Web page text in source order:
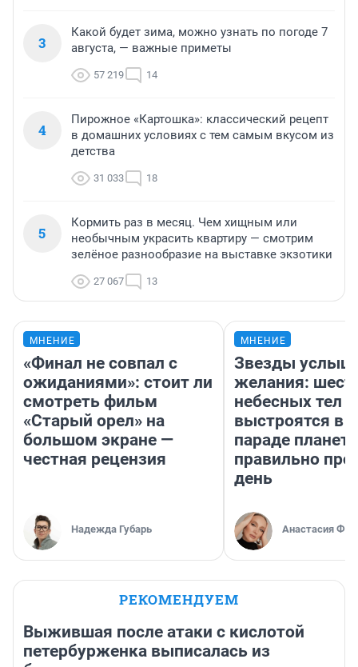
3
Какой будет зима, можно узнать по погоде 7
августа, — важные приметы
57 219 14
4
Пирожное «Картошка»: классический рецепт
в домашних условиях с тем самым вкусом из
детства
31 033 18
5
Кормить раз в месяц. Чем хищным или
необычным украсить квартиру — смотрим
зелёное разнообразие на выставке экзотики
27 067 13
МНЕНИЕ
«Финал не совпал с
ожиданиями»: стоит ли
смотреть фильм
«Старый орел» на
большом экране —
честная рецензия
Надежда Губарь
МНЕНИЕ
Звезды
желания:
небесных тел
выстроятся в
параде планет
правильно
день
Анастасия
РЕКОМЕНДУЕМ
Выжившая после атаки с кислотой
петербурженка выписалась из